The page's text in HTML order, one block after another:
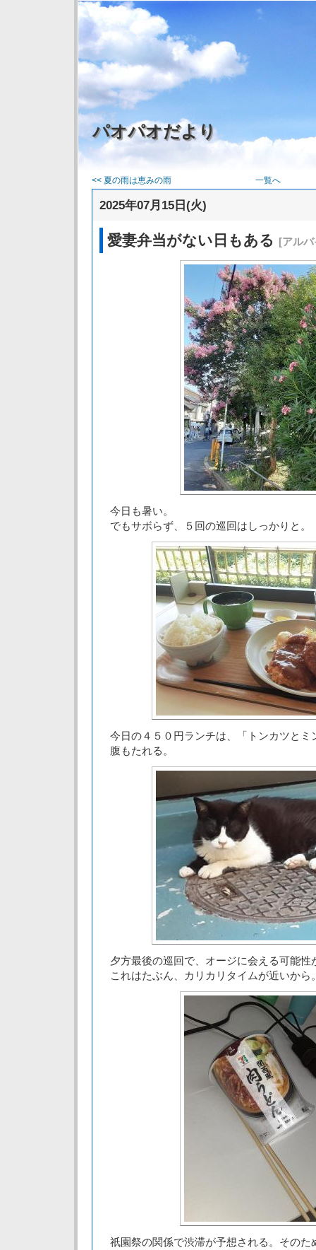
パオパオだより
<< 夏の雨は恵みの雨 一覧へ
2025年07月15日(火)
愛妻弁当がない日もある [アル
今日も暑い。
でもサボらず、５回の巡回はしっかりと。
今日の４５０円ランチは、「トンカツとミ
腹もたれる。
夕方最後の巡回で、オージに会える可能性
これはたぶん、カリカリタイムが近いから
祇園祭の関係で渋滞が予想される。そのた